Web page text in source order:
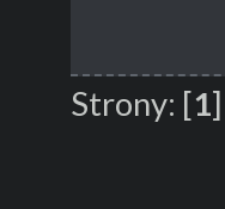
Strony: [1]